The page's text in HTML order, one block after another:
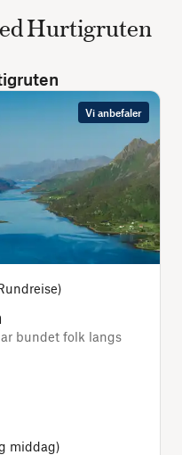
Hurtigruten
Vi anbefaler
bundet folk langs
middag)